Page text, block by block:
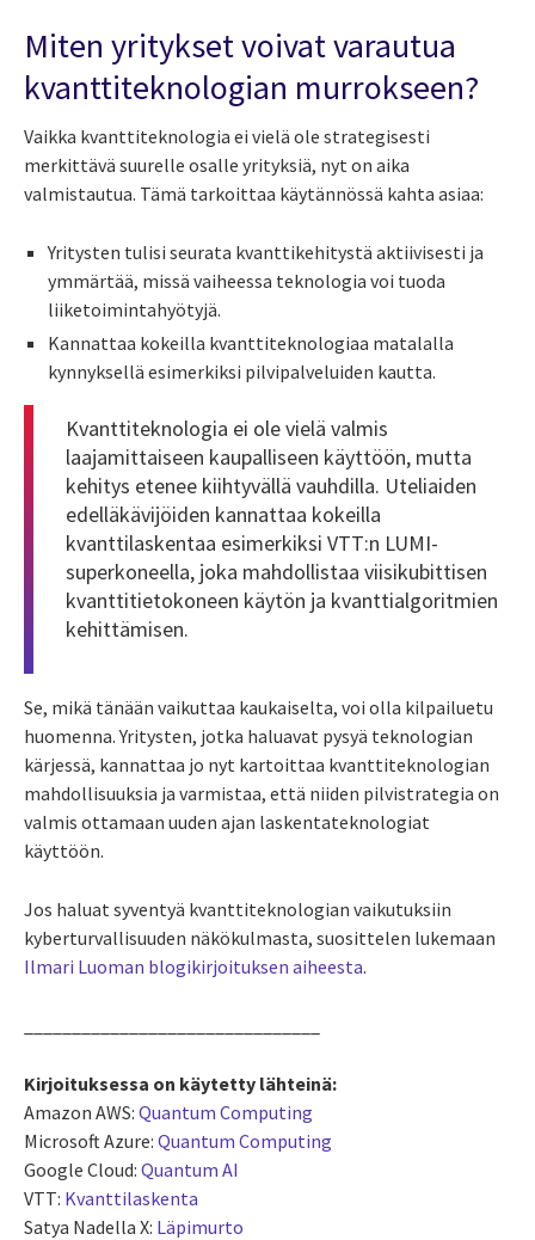
Miten yritykset voivat varautua
kvanttiteknologian murrokseen?
Vaikka kvanttiteknologia ei vielä ole strategisesti
merkittävä suurelle osalle yrityksiä, nyt on aika
valmistautua. Tämä tarkoittaa käytännössä kahta asiaa:
Yritysten tulisi seurata kvanttikehitystä aktiivisesti ja
ymmärtää, missä vaiheessa teknologia voi tuoda
liiketoimintahyötyjä.
Kannattaa kokeilla kvanttiteknologiaa matalalla
kynnyksellä esimerkiksi pilvipalveluiden kautta.
Kvanttiteknologia ei ole vielä valmis
laajamittaiseen kaupalliseen käyttöön, mutta
kehitys etenee kiihtyvällä vauhdilla. Uteliaiden
edelläkävijöiden kannattaa kokeilla
kvanttilaskentaa esimerkiksi VTT:n LUMI-
superkoneella, joka mahdollistaa viisikubittisen
kvanttitietokoneen käytön ja kvanttialgoritmien
kehittämisen.
Se, mikä tänään vaikuttaa kaukaiselta, voi olla kilpailuetu
huomenna. Yritysten, jotka haluavat pysyä teknologian
kärjessä, kannattaa jo nyt kartoittaa kvanttiteknologian
mahdollisuuksia ja varmistaa, että niiden pilvistrategia on
valmis ottamaan uuden ajan laskentateknologiat
käyttöön.
Jos haluat syventyä kvanttiteknologian vaikutuksiin
kyberturvallisuuden näkökulmasta, suosittelen lukemaan
Ilmari Luoman blogikirjoituksen aiheesta.
Kirjoituksessa on käytetty lähteinä:
Amazon AWS: Quantum Computing
Microsoft Azure: Quantum Computing
Google Cloud: Quantum AI
VTT: Kvanttilaskenta
Satya Nadella X: Läpimurto